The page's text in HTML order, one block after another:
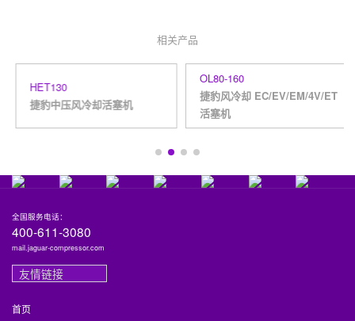
相关产品
HET130
捷豹中压风冷却活塞机
OL80-160
捷豹风冷却 EC/EV/EM/4V/ET
活塞机
全国服务电话：
400-611-3080
mail.jaguar-compressor.com
友情链接
首页